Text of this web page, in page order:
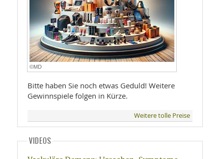
©MD
Bitte haben Sie noch etwas Geduld! Weitere
Gewinnspiele folgen in Kürze.
Weitere tolle Preise
VIDEOS